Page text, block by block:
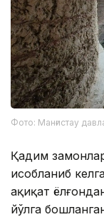
Фото: Манғистау
Қадим
ҳисобланиб
ҳақиқат
йўлга